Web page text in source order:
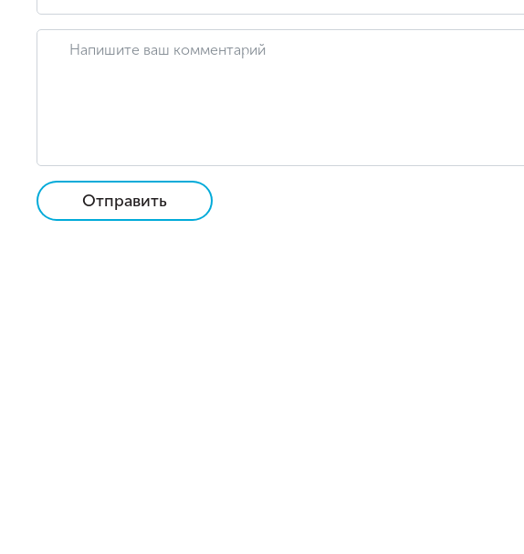
Отправить